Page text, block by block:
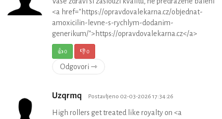
<a href="https://opravdovalekarna.cz/objednat-
amoxicilin-levne-s-rychlym-dodanim-
generikum/">https://opravdovalekarna.cz</a>
👍0 👎0
Odgovori ⇾
Uzqrmq Postavljeno 02-03-2026 17:34:26
High rollers get treated like royalty on <a